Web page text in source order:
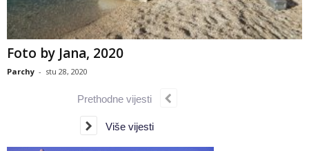
Foto by Jana, 2020
Parchy - stu 28, 2020
Prethodne vijesti
Više vijesti